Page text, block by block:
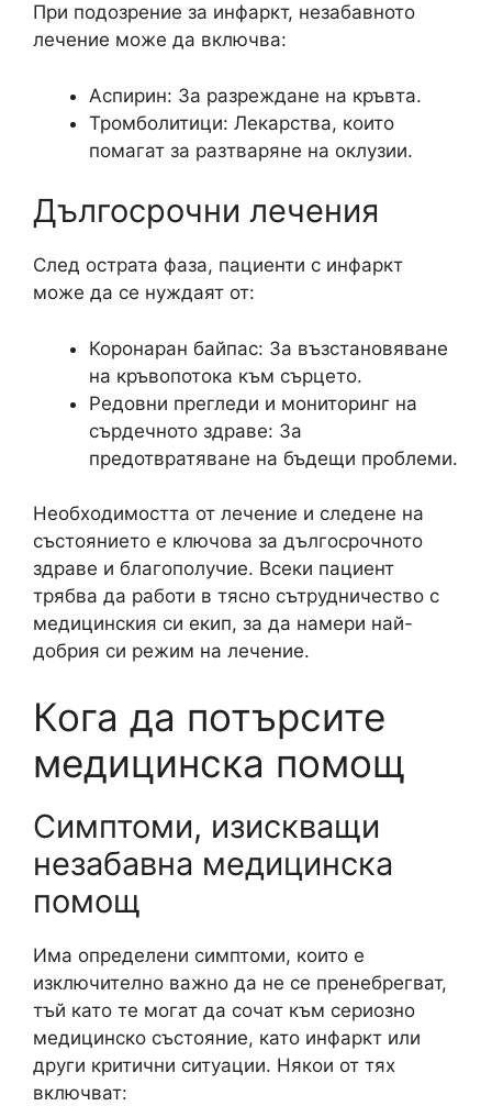
При подозрение за инфаркт, незабавното
лечение може да включва:
Аспирин: За разреждане на кръвта.
Тромболитици: Лекарства, които
помагат за разтваряне на оклузии.
Дългосрочни лечения
След острата фаза, пациенти с инфаркт
може да се нуждаят от:
Коронаран байпас: За възстановяване
на кръвопотока към сърцето.
Редовни прегледи и мониторинг на
сърдечното здраве: За
предотвратяване на бъдещи проблеми.
Необходимостта от лечение и следене на
състоянието е ключова за дългосрочното
здраве и благополучие. Всеки пациент
трябва да работи в тясно сътрудничество с
медицинския си екип, за да намери най-
добрия си режим на лечение.
Кога да потърсите
медицинска помощ
Симптоми, изискващи
незабавна медицинска
помощ
Има определени симптоми, които е
изключително важно да не се пренебрегват,
тъй като те могат да сочат към сериозно
медицинско състояние, като инфаркт или
други критични ситуации. Някои от тях
включват: